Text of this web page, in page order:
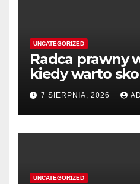
UNCATEGORIZED
Radca prawny
kiedy warto
pomocy?
7 SIERPNIA, 2026
UNCATEGORIZED